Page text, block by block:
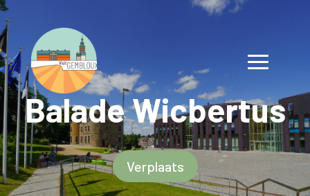
Balade Wicbertus
Verplaats